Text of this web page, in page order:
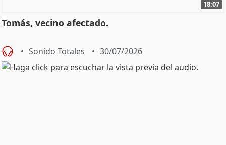
18:07
Tomás, vecino afectado.
Sonido Totales 30/07/2026